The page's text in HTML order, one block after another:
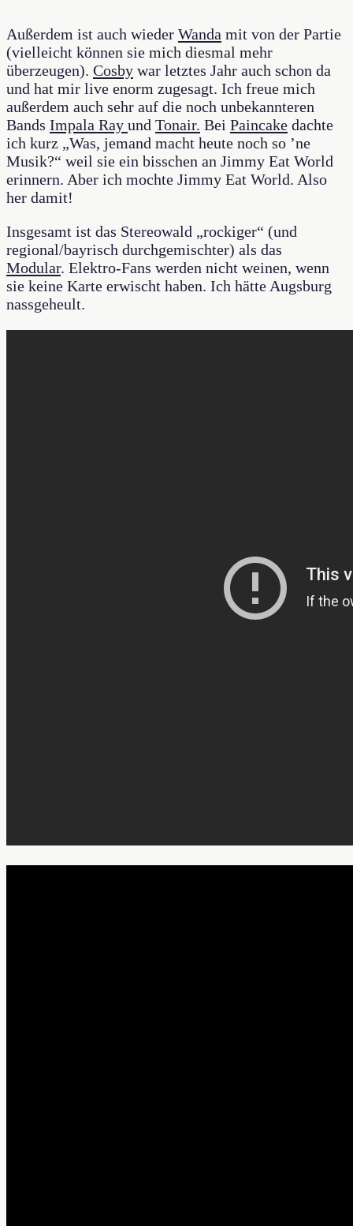
Außerdem ist auch wieder Wanda mit von der Partie
(vielleicht können sie mich diesmal mehr
überzeugen). Cosby war letztes Jahr auch schon da
und hat mir live enorm zugesagt. Ich freue mich
außerdem auch sehr auf die noch unbekannteren
Bands Impala Ray und Tonair. Bei Paincake dachte
ich kurz „Was, jemand macht heute noch so ’ne
Musik?“ weil sie ein bisschen an Jimmy Eat World
erinnern. Aber ich mochte Jimmy Eat World. Also
her damit!
Insgesamt ist das Stereowald „rockiger“ (und
regional/bayrisch durchgemischter) als das
Modular. Elektro-Fans werden nicht weinen, wenn
sie keine Karte erwischt haben. Ich hätte Augsburg
nassgeheult.